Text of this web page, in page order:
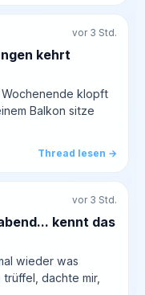
vor 3 Std.
kehrt
klopft
Balkon sitze
Thread lesen →
vor 3 Std.
kennt das
wieder was
dachte mir,